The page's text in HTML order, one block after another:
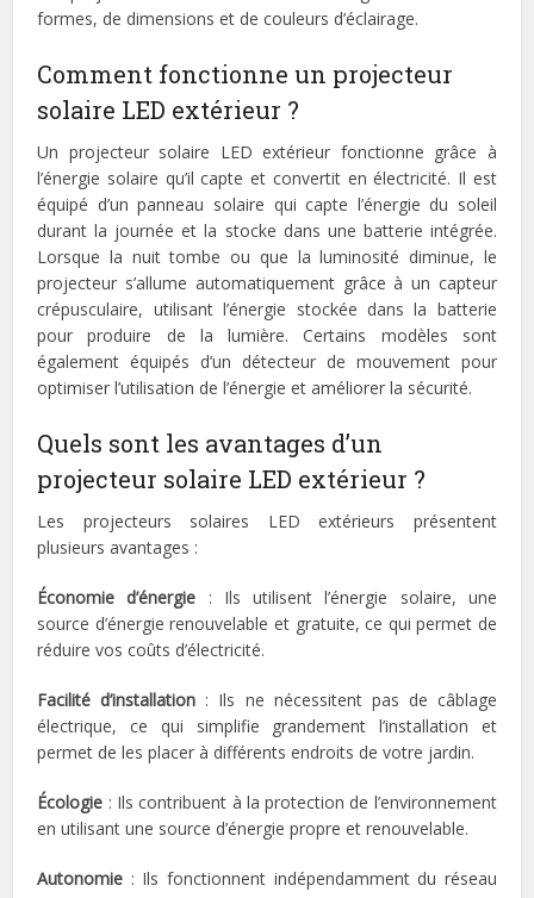
formes, de dimensions et de couleurs d’éclairage.
Comment fonctionne un projecteur
solaire LED extérieur ?
Un projecteur solaire LED extérieur fonctionne grâce à
l’énergie solaire qu’il capte et convertit en électricité. Il est
équipé d’un panneau solaire qui capte l’énergie du soleil
durant la journée et la stocke dans une batterie intégrée.
Lorsque la nuit tombe ou que la luminosité diminue, le
projecteur s’allume automatiquement grâce à un capteur
crépusculaire, utilisant l’énergie stockée dans la batterie
pour produire de la lumière. Certains modèles sont
également équipés d’un détecteur de mouvement pour
optimiser l’utilisation de l’énergie et améliorer la sécurité.
Quels sont les avantages d’un
projecteur solaire LED extérieur ?
Les projecteurs solaires LED extérieurs présentent
plusieurs avantages :
Économie d’énergie : Ils utilisent l’énergie solaire, une
source d’énergie renouvelable et gratuite, ce qui permet de
réduire vos coûts d’électricité.
Facilité d’installation : Ils ne nécessitent pas de câblage
électrique, ce qui simplifie grandement l’installation et
permet de les placer à différents endroits de votre jardin.
Écologie : Ils contribuent à la protection de l’environnement
en utilisant une source d’énergie propre et renouvelable.
Autonomie : Ils fonctionnent indépendamment du réseau